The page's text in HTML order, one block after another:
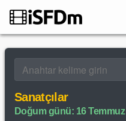
Sanatçılar
Doğum günü: 16